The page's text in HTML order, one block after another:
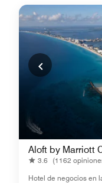
Aloft by Marriott
3.6 (1162
Hotel de negocios en